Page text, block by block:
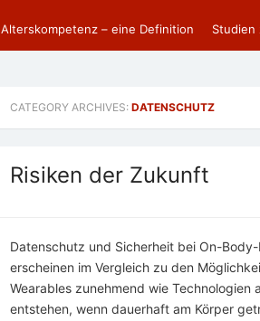
Alterskompetenz – eine Definition Studien
CATEGORY ARCHIVES: DATENSCHUTZ
Risiken der Zukunft
Datenschutz und Sicherheit bei On-
erscheinen im Vergleich zu den
Wearables zunehmend wie Technologien
entstehen, wenn dauerhaft am Körper